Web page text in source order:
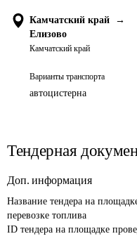
Камчатский край
→
Елизово
Камчатский край
Варианты транспорта
автоцистерна
Тендерная
Доп. информация
Название тендера на
перевозке топлива
ID тендера на площадке